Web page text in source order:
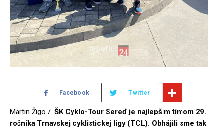
Facebook Twitter
Martin Žigo / ŠK Cyklo-Tour Sereď je najlepším tímom 29.
ročníka Trnavskej cyklistickej ligy (TCL). Obhájili sme tak